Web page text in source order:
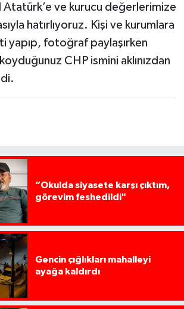
Atatürk’e ve kurucu değerlerimize
hatırlıyoruz. Kişi ve kurumlara
yapıp, fotoğraf paylaşırken
koyduğunuz CHP ismini aklınızdan
“Okulda siyasete karşı çıktım,
görevim feshedildi"
Gencin çığlıkları mahalleyi
ayağa kaldırdı